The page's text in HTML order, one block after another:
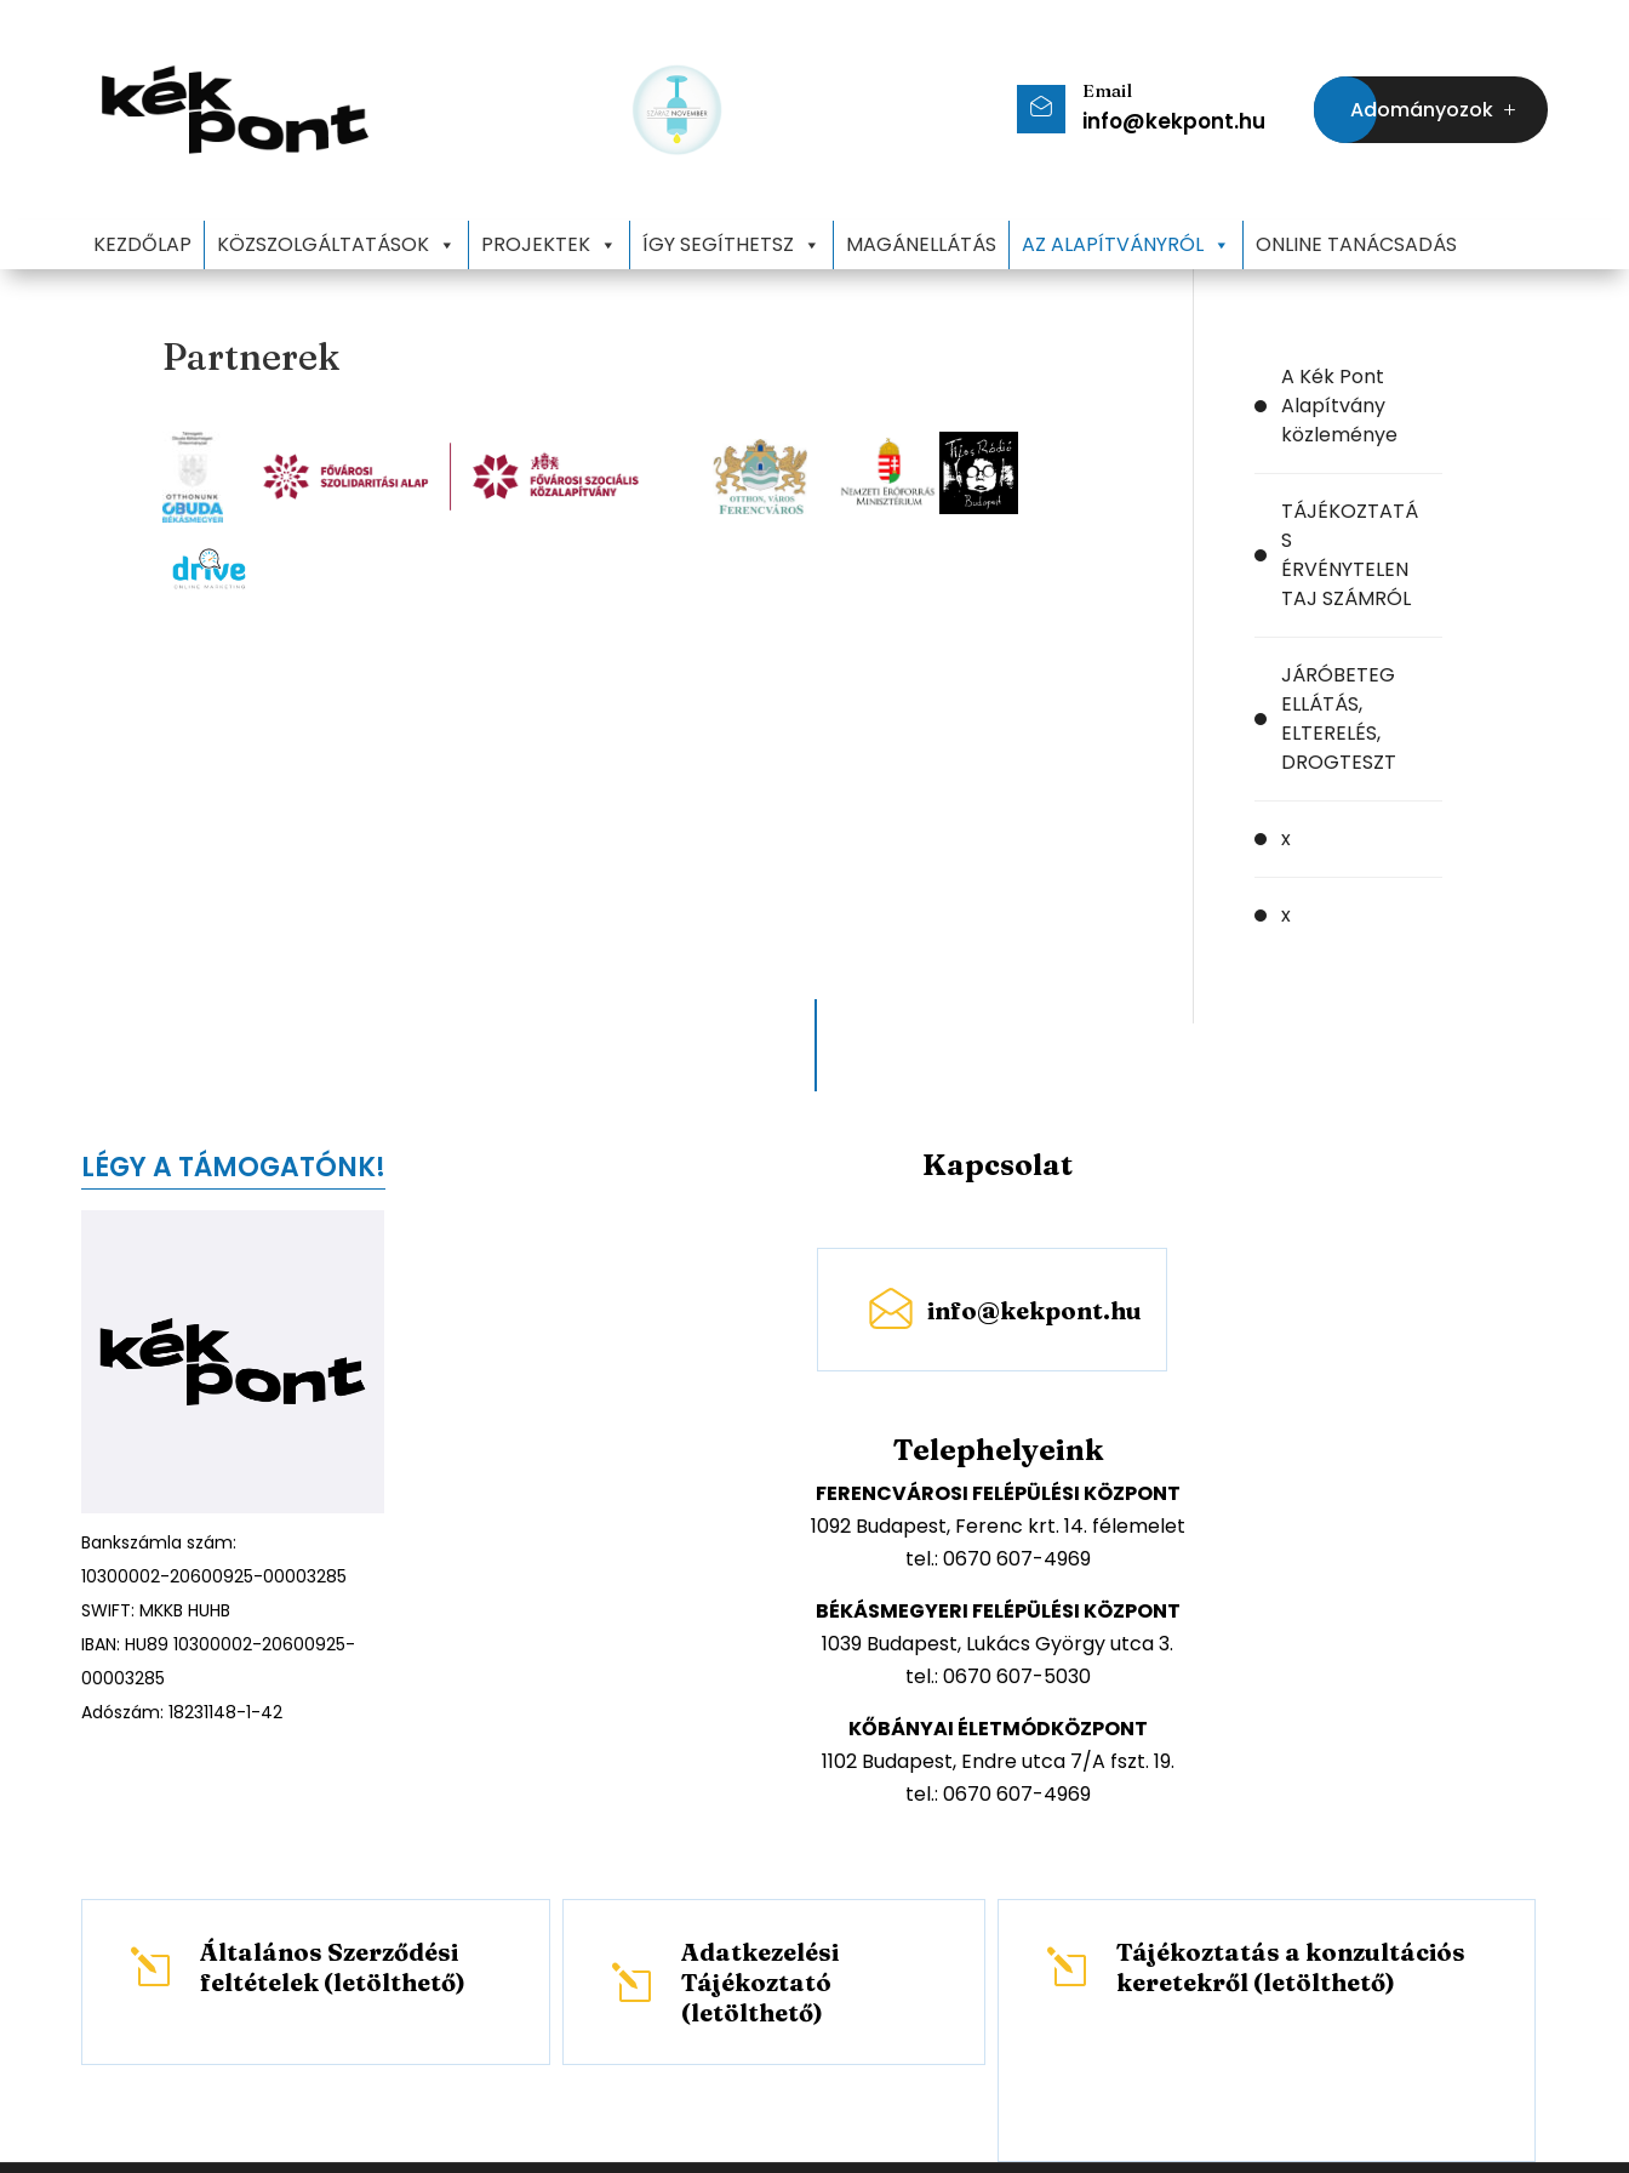
Email
info@kekpont.hu Adományozok
KEZDŐLAP KÖZSZOLGÁLTATÁSOK PROJEKTEK ÍGY SEGÍTHETSZ MAGÁNELLÁTÁS AZ ALAPÍTVÁNYRÓL ONLINE TANÁCSADÁS
Partnerek
A Kék Pont
Alapítvány
közleménye
TÁJÉKOZTATÁ
S
ÉRVÉNYTELEN
TAJ SZÁMRÓL
JÁRÓBETEG
ELLÁTÁS,
ELTERELÉS,
DROGTESZT
x
x
LÉGY A TÁMOGATÓNK!
Bankszámla szám:
10300002-20600925-00003285
SWIFT: MKKB HUHB
IBAN: HU89 10300002-20600925-
00003285
Adószám: 18231148-1-42
Kapcsolat
info@kekpont.hu
Telephelyeink
FERENCVÁROSI FELÉPÜLÉSI KÖZPONT
1092 Budapest, Ferenc krt. 14. félemelet
tel.: 0670 607-4969
BÉKÁSMEGYERI FELÉPÜLÉSI KÖZPONT
1039 Budapest, Lukács György utca 3.
tel.: 0670 607-5030
KŐBÁNYAI ÉLETMÓDKÖZPONT
1102 Budapest, Endre utca 7/A fszt. 19.
tel.: 0670 607-4969
l
Általános Szerződési
feltételek (letölthető)
l
Adatkezelési
Tájékoztató
(letölthető)
l
Tájékoztatás a konzultációs
keretekről (letölthető)